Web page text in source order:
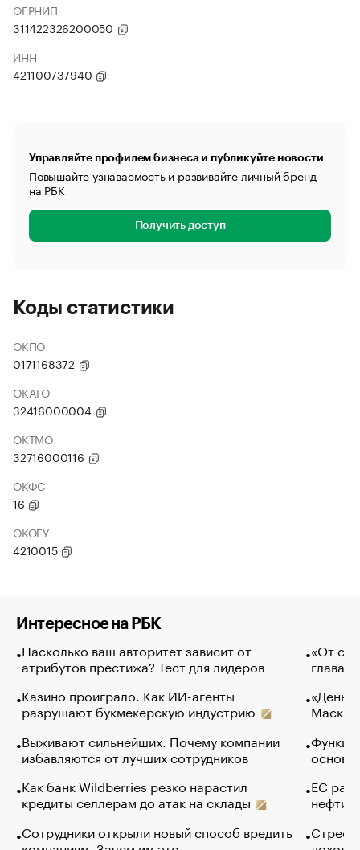
ОГРНИП
311422326200050
ИНН
421100737940
Управляйте профилем бизнеса и публикуйте новости
Повышайте узнаваемость и развивайте личный бренд
на РБК
Получить доступ
Коды статистики
ОКПО
0171168372
ОКАТО
32416000004
ОКТМО
32716000116
ОКФС
16
ОКОГУ
4210015
Интересное на РБК
Насколько ваш авторитет зависит от
атрибутов престижа? Тест для лидеров
Казино проиграло. Как ИИ-агенты
разрушают букмекерскую индустрию
Выживают сильнейших. Почему компании
избавляются от лучших сотрудников
Как банк Wildberries резко нарастил
кредиты селлерам до атак на склады
Сотрудники открыли новый способ вредить
«От
глава
Маск в
основ
ЕС
нефти